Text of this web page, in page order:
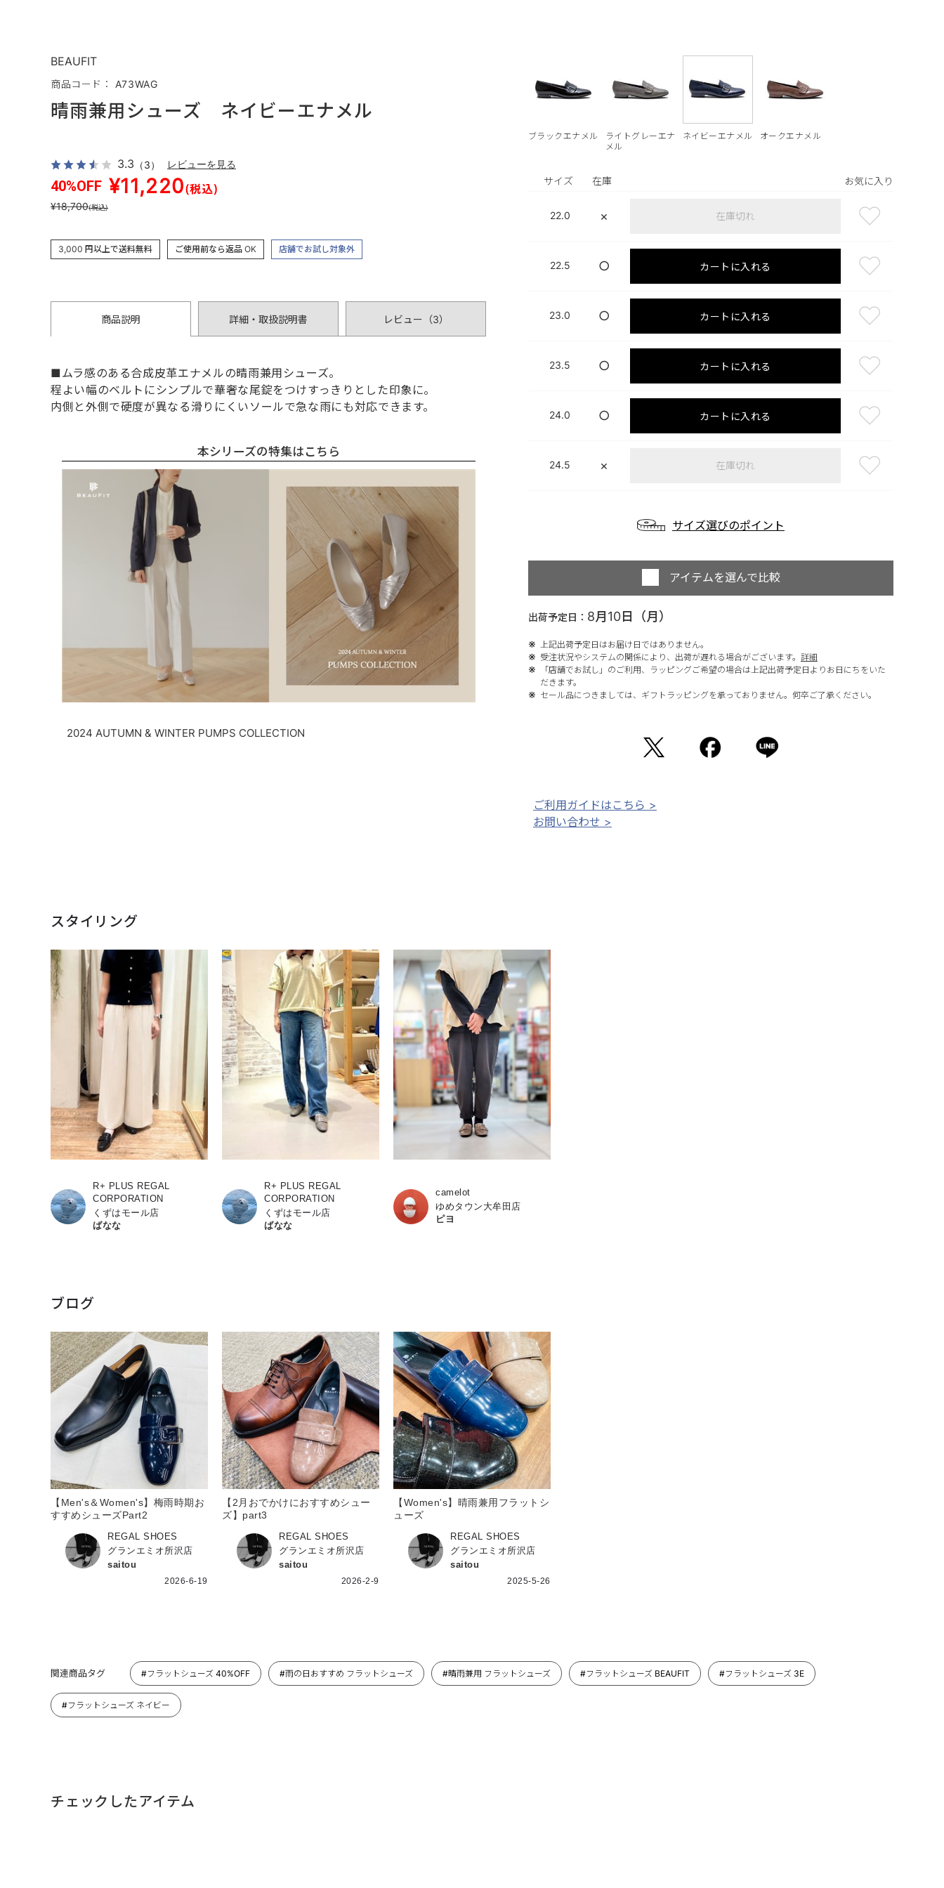
BEAUFIT
商品コード： A73WAG
晴雨兼用シューズ ネイビーエナメル
3.3 （3） レビューを見る
40%OFF ¥11,220(税込)
¥18,700(税込)
3,000 円以上で送料無料 ご使用前なら返品 OK 店舗でお試し対象外
商品説明 詳細・取扱説明書 レビュー（3）
■ムラ感のある合成皮革エナメルの晴雨兼用シューズ。
程よい幅のベルトにシンプルで華奢な尾錠をつけすっきりとした印象に。
内側と外側で硬度が異なる滑りにくいソールで急な雨にも対応できます。
本シリーズの特集はこちら
2024 AUTUMN & WINTER PUMPS COLLECTION
ブラックエナメル
ライトグレーエナ
メル
ネイビーエナメル オークエナメル
サイズ 在庫 お気に入り
22.0 × 在庫切れ
22.5 ○ カートに入れる
23.0 ○ カートに入れる
23.5 ○ カートに入れる
24.0 ○ カートに入れる
24.5 × 在庫切れ
サイズ選びのポイント
アイテムを選んで比較
出荷予定日： 8月10日（月）
上記出荷予定日はお届け日ではありません。
受注状況やシステムの関係により、出荷が遅れる場合がございます。 詳細
「店舗でお試し」のご利用、ラッピングご希望の場合は上記出荷予定日よりお日にちをいた
だきます。
セール品につきましては、ギフトラッピングを承っておりません。何卒ご了承ください。
ご利用ガイドはこちら >
お問い合わせ >
スタイリング
R+ PLUS REGAL
CORPORATION
くずはモール店
ばなな
R+ PLUS REGAL
CORPORATION
くずはモール店
ばなな
camelot
ゆめタウン大牟田店
ピヨ
ブログ
【Men's＆Women's】梅雨時期お
すすめシューズPart2
REGAL SHOES
グランエミオ所沢店
saitou
2026-6-19
【2月おでかけにおすすめシュー
ズ】part3
REGAL SHOES
グランエミオ所沢店
saitou
2026-2-9
【Women's】晴雨兼用フラットシ
ューズ
REGAL SHOES
グランエミオ所沢店
saitou
2025-5-26
関連商品タグ #フラットシューズ 40%OFF #雨の日おすすめ フラットシューズ #晴雨兼用 フラットシューズ #フラットシューズ BEAUFIT #フラットシューズ 3E
#フラットシューズ ネイビー
チェックしたアイテム